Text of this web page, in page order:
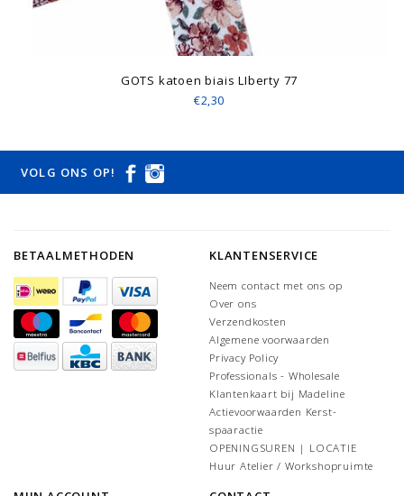
GOTS katoen biais LIberty 77
€2,30
VOLG ONS OP!
BETAALMETHODEN KLANTENSERVICE
Neem contact met ons op
Over ons
Verzendkosten
Algemene voorwaarden
Privacy Policy
Professionals - Wholesale
Klantenkaart bij Madeline
Actievoorwaarden Kerst-
spaaractie
OPENINGSUREN | LOCATIE
Huur Atelier / Workshopruimte